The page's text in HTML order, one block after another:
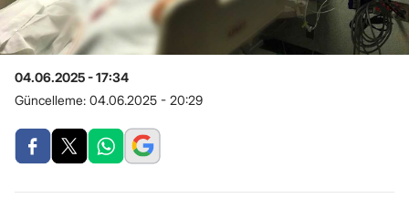
04.06.2025 - 17:34
Güncelleme: 04.06.2025 - 20:29